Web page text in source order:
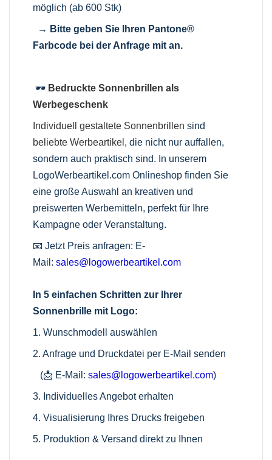
möglich (ab 600 Stk)
→ Bitte geben Sie Ihren Pantone®
Farbcode bei der Anfrage mit an.
🕶️ Bedruckte Sonnenbrillen als
Werbegeschenk
Individuell gestaltete Sonnenbrillen sind
beliebte Werbeartikel , die nicht nur auffallen,
sondern auch praktisch sind. In unserem
LogoWerbeartikel.com Onlineshop finden Sie
eine große Auswahl an kreativen und
preiswerten Werbemitteln, perfekt für Ihre
Kampagne oder Veranstaltung.
📧 Jetzt Preis anfragen: E-
Mail:sales@logowerbeartikel.com
In 5 einfachen Schritten zur Ihrer
Sonnenbrille mit Logo:
1. Wunschmodell auswählen
2. Anfrage und Druckdatei per E-Mail senden
(📩 E-Mail:sales@logowerbeartikel.com)
3. Individuelles Angebot erhalten
4. Visualisierung Ihres Drucks freigeben
5. Produktion & Versand direkt zu Ihnen